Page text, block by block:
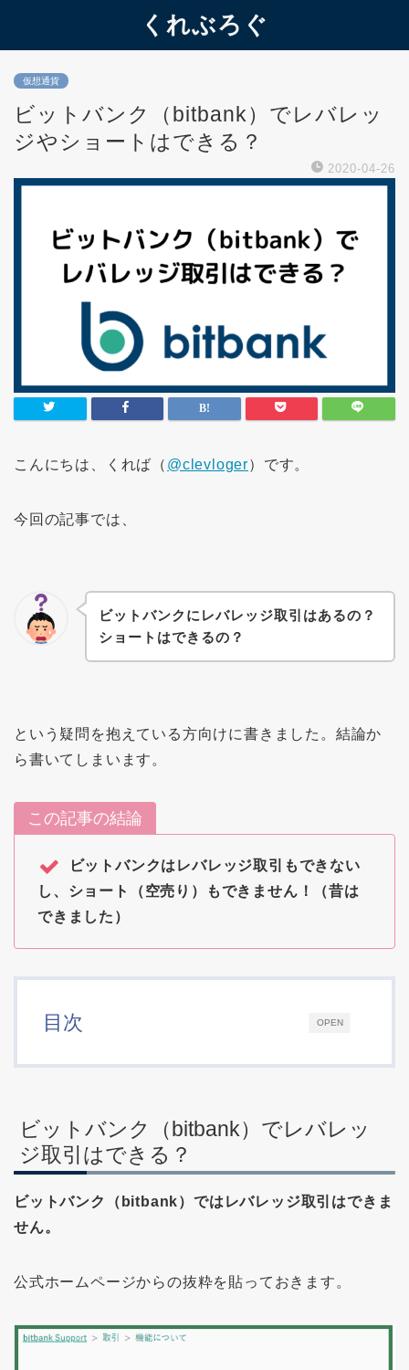
くれぶろぐ
仮想通貨
ビットバンク（bitbank）でレバレッ
ジやショートはできる？
2020-04-26
こんにちは、くれば（ @clevloger）です。
今回の記事では、
ビットバンクにレバレッジ取引はあるの？
ショートはできるの？
という疑問を抱えている方向けに書きました。結論か
ら書いてしまいます。
この記事の結論
ビットバンクはレバレッジ取引もできない
し、ショート（空売り）もできません！（昔は
できました）
OPEN
目次
ビットバンク（bitbank）でレバレッ
ジ取引はできる？
ビットバンク（bitbank）ではレバレッジ取引はできま
せん。
公式ホームページからの抜粋を貼っておきます。